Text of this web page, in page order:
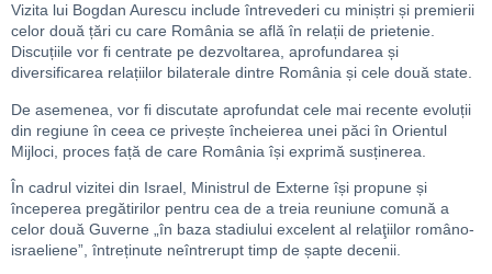
Vizita lui Bogdan Aurescu include întrevederi cu miniștri și premierii
celor două țări cu care România se află în relații de prietenie.
Discuțiile vor fi centrate pe dezvoltarea, aprofundarea și
diversificarea relațiilor bilaterale dintre România și cele două state.
De asemenea, vor fi discutate aprofundat cele mai recente evoluții
din regiune în ceea ce privește încheierea unei păci în Orientul
Mijloci, proces față de care România își exprimă susținerea.
În cadrul vizitei din Israel, Ministrul de Externe își propune și
începerea pregătirilor pentru cea de a treia reuniune comună a
celor două Guverne „în baza stadiului excelent al relaţiilor româno-
israeliene”, întreținute neîntrerupt timp de șapte decenii.